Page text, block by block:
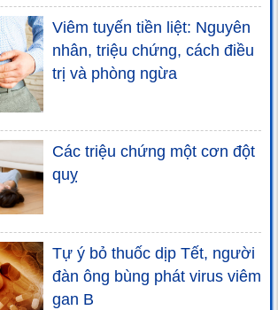
Viêm tuyến tiền liệt: Nguyên
nhân, triệu chứng, cách điều
trị và phòng ngừa
Các triệu chứng một cơn đột
quỵ
Tự ý bỏ thuốc dịp Tết, người
đàn ông bùng phát virus viêm
gan B